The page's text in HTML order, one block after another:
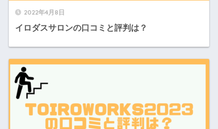
2022年4月8日
イロダスサロンの口コミと評判は？